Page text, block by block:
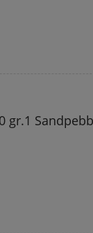
gr.1